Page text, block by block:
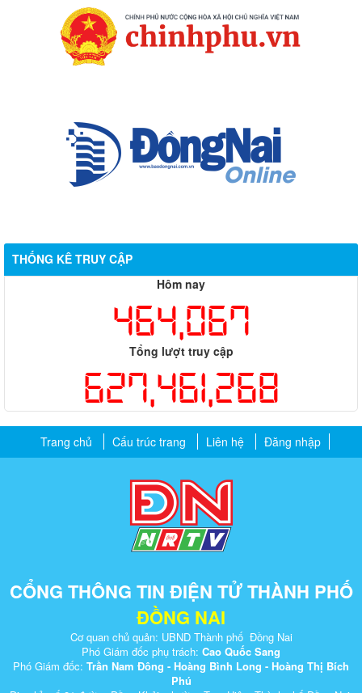
THỐNG KÊ TRUY CẬP
Hôm nay
464,067
Tổng lượt truy cập
627,461,268
Trang chủ Cấu trúc trang Liên hệ Đăng nhập
CỔNG THÔNG TIN ĐIỆN TỬ THÀNH PHỐ
ĐỒNG NAI
Cơ quan chủ quản: UBND Thành phố Đồng Nai
Phó Giám đốc phụ trách: Cao Quốc Sang
Phó Giám đốc: Trần Nam Đông - Hoàng Bình Long - Hoàng Thị Bích
Phú